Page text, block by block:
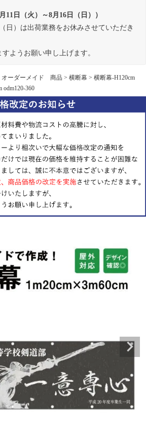
11日（火）～8月16日（日））
日）は出荷業務をお休みさせていただき
ようお願い申し上げます。
オーダーメイド 商品 横断幕
横断幕-H120cm
odm120-360